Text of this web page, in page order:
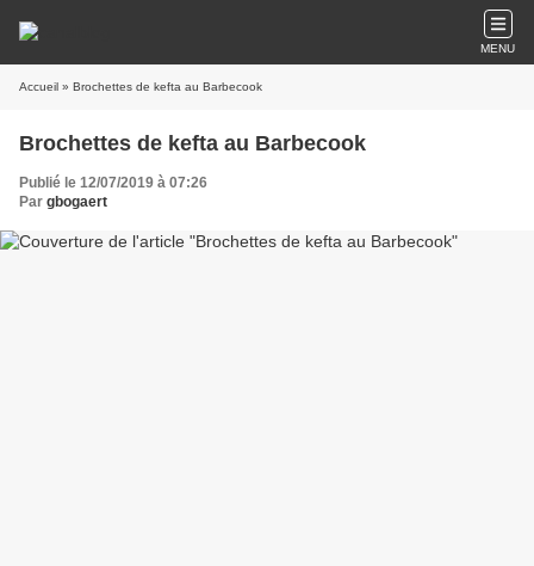
MENU
Accueil » Brochettes de kefta au Barbecook
Brochettes de kefta au Barbecook
Publié le 12/07/2019 à 07:26
Par gbogaert